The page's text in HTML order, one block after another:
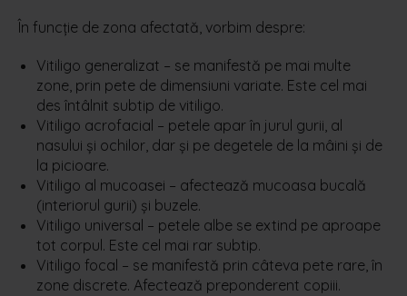
În funcție de zona afectată, vorbim despre:
Vitiligo generalizat – se manifestă pe mai multe
zone, prin pete de dimensiuni variate. Este cel mai
des întâlnit subtip de vitiligo.
Vitiligo acrofacial – petele apar în jurul gurii, al
nasului și ochilor, dar și pe degetele de la mâini și de
la picioare.
Vitiligo al mucoasei – afectează mucoasa bucală
(interiorul gurii) și buzele.
Vitiligo universal – petele albe se extind pe aproape
tot corpul. Este cel mai rar subtip.
Vitiligo focal – se manifestă prin câteva pete rare, în
zone discrete. Afectează preponderent copiii.